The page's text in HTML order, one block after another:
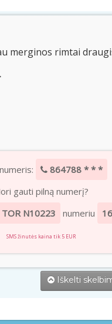
merginos rimtai
864788 * * *
gauti pilną numerį?
TOR N10223 numeriu
SMS žinutės kaina tik 5 EUR
Iškelti